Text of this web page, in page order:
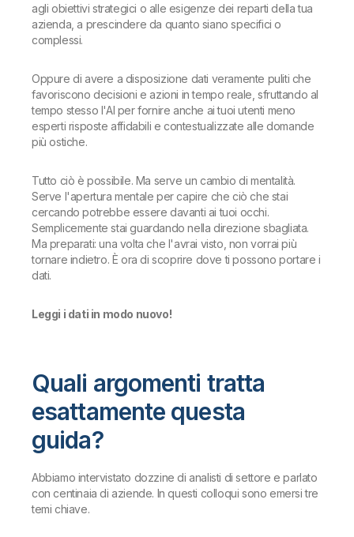
agli obiettivi strategici o alle esigenze dei reparti della tua
azienda, a prescindere da quanto siano specifici o
complessi.
Oppure di avere a disposizione dati veramente puliti che
favoriscono decisioni e azioni in tempo reale, sfruttando al
tempo stesso l'AI per fornire anche ai tuoi utenti meno
esperti risposte affidabili e contestualizzate alle domande
più ostiche.
Tutto ciò è possibile. Ma serve un cambio di mentalità.
Serve l'apertura mentale per capire che ciò che stai
cercando potrebbe essere davanti ai tuoi occhi.
Semplicemente stai guardando nella direzione sbagliata.
Ma preparati: una volta che l'avrai visto, non vorrai più
tornare indietro. È ora di scoprire dove ti possono portare i
dati.
Leggi i dati in modo nuovo!
Quali argomenti tratta
esattamente questa
guida?
Abbiamo intervistato dozzine di analisti di settore e parlato
con centinaia di aziende. In questi colloqui sono emersi tre
temi chiave.